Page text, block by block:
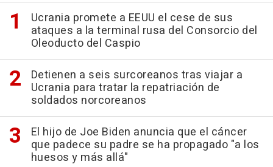
Ucrania promete a EEUU el cese de sus
ataques a la terminal rusa del Consorcio del
Oleoducto del Caspio
Detienen a seis surcoreanos tras viajar a
Ucrania para tratar la repatriación de
soldados norcoreanos
El hijo de Joe Biden anuncia que el cáncer
que padece su padre se ha propagado "a los
huesos y más allá"